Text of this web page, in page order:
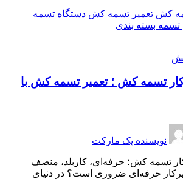
تسمه کش ؛ تعمیر تسمه کش با
نویسنده پک مارکت
تسمه کش؛ حرفه‌ای، کاربلد، منصف
حرفه‌ای ضروری است؟ در دنیای